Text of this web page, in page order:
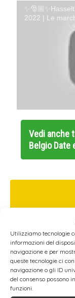
Utilizziamo tecnologie
informazioni del
navigazione e per
queste tecnologie ci
navigazione o gli ID
del consenso possono
funzioni.
2022 | Le
Vedi anche
Belgio Date